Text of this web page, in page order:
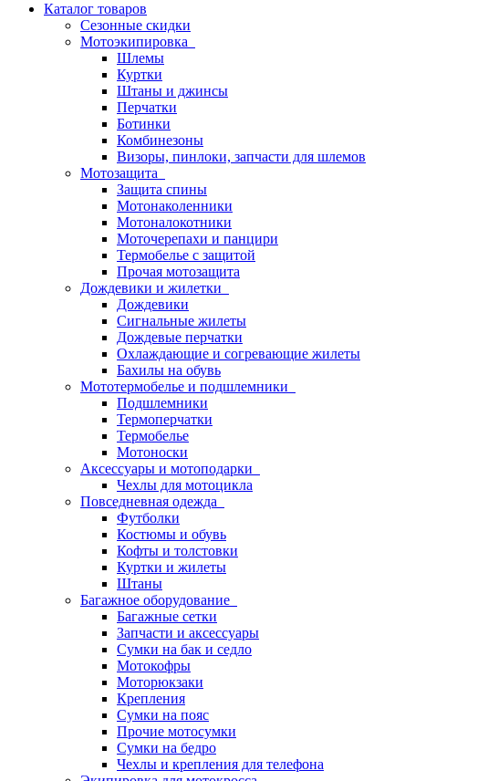
Каталог товаров
Сезонные скидки
Мотоэкипировка
Шлемы
Куртки
Штаны и джинсы
Перчатки
Ботинки
Комбинезоны
Визоры, пинлоки, запчасти для шлемов
Мотозащита
Защита спины
Мотонаколенники
Мотоналокотники
Моточерепахи и панцири
Термобелье с защитой
Прочая мотозащита
Дождевики и жилетки
Дождевики
Сигнальные жилеты
Дождевые перчатки
Охлаждающие и согревающие жилеты
Бахилы на обувь
Мототермобелье и подшлемники
Подшлемники
Термоперчатки
Термобелье
Мотоноски
Аксессуары и мотоподарки
Чехлы для мотоцикла
Повседневная одежда
Футболки
Костюмы и обувь
Кофты и толстовки
Куртки и жилеты
Штаны
Багажное оборудование
Багажные сетки
Запчасти и аксессуары
Сумки на бак и седло
Мотокофры
Моторюкзаки
Крепления
Сумки на пояс
Прочие мотосумки
Сумки на бедро
Чехлы и крепления для телефона